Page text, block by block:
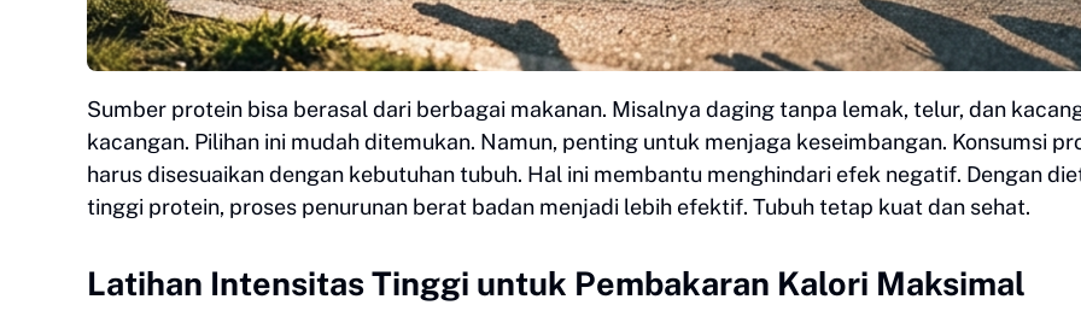
Sumber protein bisa berasal dari berbagai makanan. Misalnya daging tanpa lemak, telur, dan
kacangan. Pilihan ini mudah ditemukan. Namun, penting untuk menjaga keseimbangan. Konsumsi
harus disesuaikan dengan kebutuhan tubuh. Hal ini membantu menghindari efek negatif. Dengan
tinggi protein, proses penurunan berat badan menjadi lebih efektif. Tubuh tetap kuat dan sehat.
Latihan Intensitas Tinggi untuk Pembakaran Kalori Maksimal